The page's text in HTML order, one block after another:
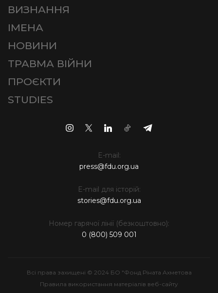
ВИЗНАННЯ
ІМЕНА
НОВИНИ
ТРАВМА ВІЙНИ
ПРОЄКТИ
STUDIES
E-mail:
press@fdu.org.ua
E-mail для історій:
stories@fdu.org.ua
Номер гарячої лінії (безкоштовно):
0 (800) 509 001
Всі права захищені © 2024 БО "Фонд Ріната Ахметова
Правила використання матеріалів веб-сайту